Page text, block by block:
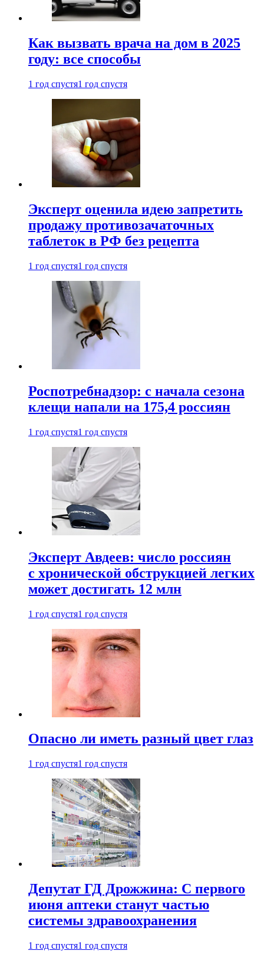
Как вызвать врача на дом в 2025
году: все способы
1 год спустя1 год спустя
Эксперт оценила идею запретить
продажу противозачаточных
таблеток в РФ без рецепта
1 год спустя1 год спустя
Роспотребнадзор: с начала сезона
клещи напали на 175,4 россиян
1 год спустя1 год спустя
Эксперт Авдеев: число россиян
с хронической обструкцией легких
может достигать 12 млн
1 год спустя1 год спустя
Опасно ли иметь разный цвет глаз
1 год спустя1 год спустя
Депутат ГД Дрожжина: С первого
июня аптеки станут частью
системы здравоохранения
1 год спустя1 год спустя